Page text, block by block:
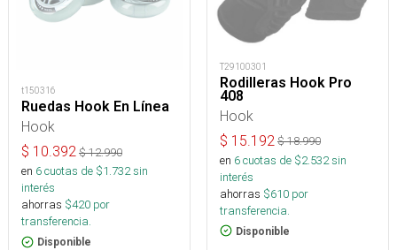
t150316
Ruedas Hook En Línea
Hook
$ 10.392 $12.990
en 6cuotas de $1.732sin
interés
ahorras $420 por
transferencia.
Disponible
T29100301
Rodilleras Hook Pro
408
Hook
$ 15.192 $18.990
en 6cuotas de $2.532sin
interés
ahorras $610 por
transferencia.
Disponible